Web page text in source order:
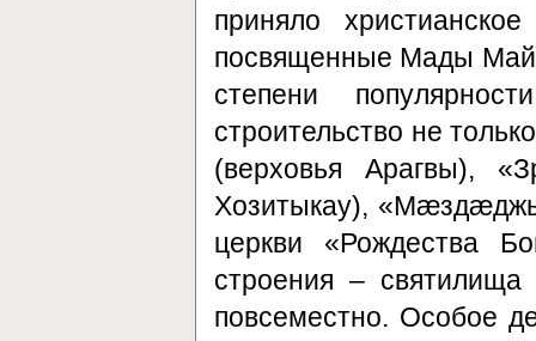
приняло
посвященные Мады
степени
строительство не
(верховья Арагвы),
Хозитыкау),
церкви «Рождества
строения –
повсеместно. Особое